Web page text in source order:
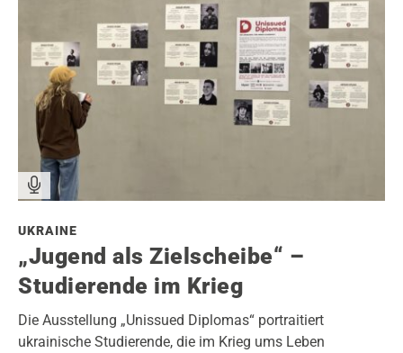
UKRAINE
„Jugend als Zielscheibe“ –
Studierende im Krieg
Die Ausstellung „Unissued Diplomas“ portraitiert
ukrainische Studierende, die im Krieg ums Leben